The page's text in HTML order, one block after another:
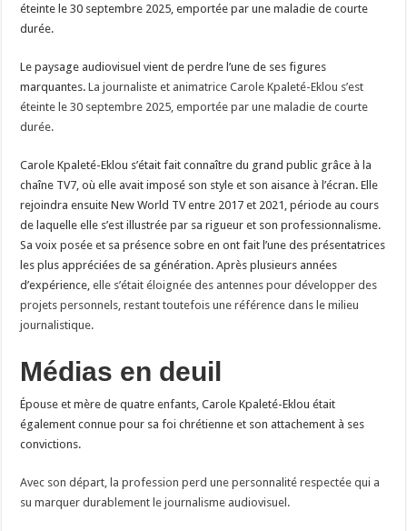
éteinte le 30 septembre 2025, emportée par une maladie de courte
durée.
Le paysage audiovisuel vient de perdre l’une de ses figures
marquantes.La journaliste et animatrice Carole Kpaleté-Eklou s’est
éteinte le 30 septembre 2025, emportée par une maladie de courte
durée.
Carole Kpaleté-Eklou s’était fait connaître du grand public grâce à la
chaîne TV7, où elle avait imposé son style et son aisance à l’écran. Elle
rejoindra ensuite New World TV entre 2017 et 2021, période au cours
de laquelle elle s’est illustrée par sa rigueur et son professionnalisme.
Sa voix posée et sa présence sobre en ont fait l’une des présentatrices
les plus appréciées de sa génération. Après plusieurs années
d’expérience,elle s’était éloignée des antennes pour développer des
projets personnels, restant toutefois une référence dans le milieu
journalistique.
Médias en deuil
Épouse et mère de quatre enfants, Carole Kpaleté-Eklou était
également connue pour sa foi chrétienne et son attachement à ses
convictions.
Avec son départ, la profession perd une personnalité respectée qui a
su marquer durablement le journalisme audiovisuel.